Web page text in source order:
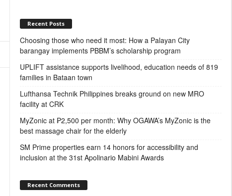
Recent Posts
Choosing those who need it most: How a Palayan City
barangay implements PBBM’s scholarship program
UPLIFT assistance supports livelihood, education needs of 819
families in Bataan town
Lufthansa Technik Philippines breaks ground on new MRO
facility at CRK
MyZonic at ₱2,500 per month: Why OGAWA’s MyZonic is the
best massage chair for the elderly
SM Prime properties earn 14 honors for accessibility and
inclusion at the 31st Apolinario Mabini Awards
Recent Comments